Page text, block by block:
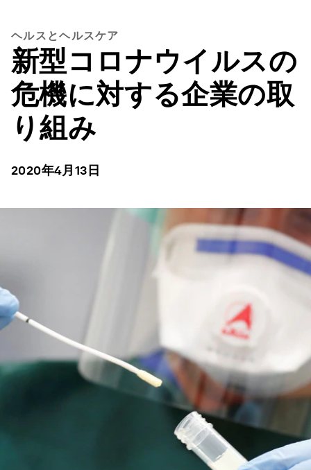
ヘルスとヘルスケア
新型コロナウイルスの
危機に対する企業の取
り組み
2020年4月13日